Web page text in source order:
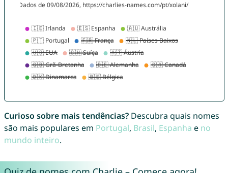
Curioso sobre mais tendências?Descubra quais nomes
são mais populares em Portugal, Brasil, Espanha e no
mundo inteiro.